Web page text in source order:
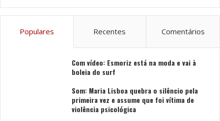
Populares Recentes Comentários
Com vídeo: Esmoriz está na moda e vai à
boleia do surf
Som: Maria Lisboa quebra o silêncio pela
primeira vez e assume que foi vítima de
violência psicológica